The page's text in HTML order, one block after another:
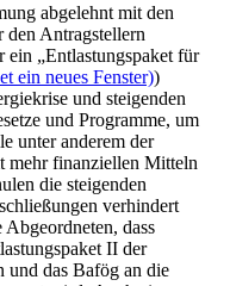
abgelehnt mit den
den Antragstellern
„Entlastungspaket für
ein neues Fenster))
und steigenden
und Programme, um
unter anderem der
mehr finanziellen Mitteln
die steigenden
verhindert
dass
II der
und das Bafög an die